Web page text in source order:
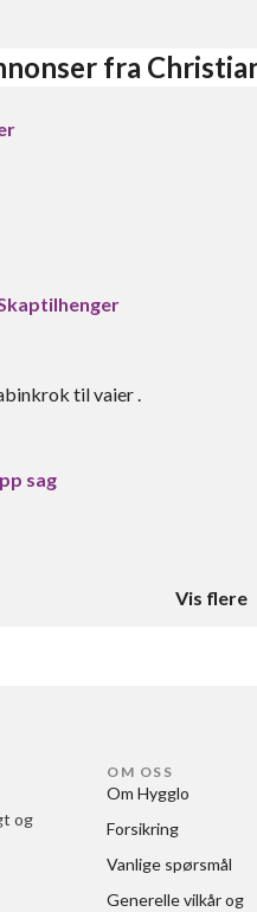
fra
til vaier .
sag
Vis flere
og
OM OSS
Om Hygglo
Forsikring
Vanlige spørsmål
Generelle vilkår og